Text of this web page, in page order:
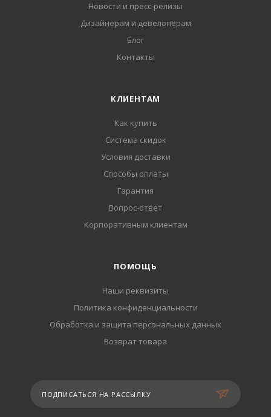
Новости и пресс-релизы
Дизайнерам и девелоперам
Блог
Контакты
КЛИЕНТАМ
Как купить
Система скидок
Условия доставки
Способы оплаты
Гарантия
Вопрос-ответ
Корпоративным клиентам
ПОМОЩЬ
Наши реквизиты
Политика конфиденциальности
Обработка и защита персональных данных
Возврат товара
ПОДПИСАТЬСЯ НА РАССЫЛКУ